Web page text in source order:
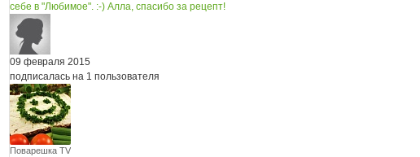
себе в "Любимое". :-) Алла, спасибо за рецепт!
09 февраля 2015
подписалась на 1 пользователя
Поварешка TV